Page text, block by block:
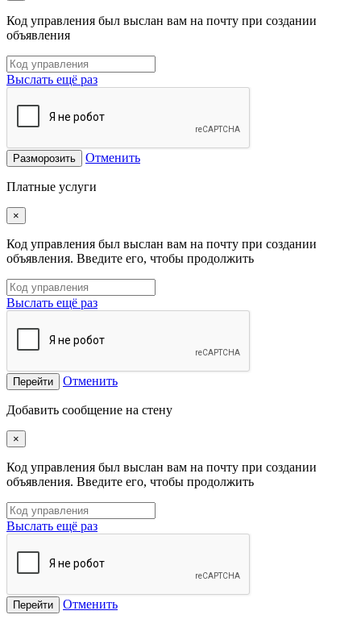
Код управления был выслан вам на почту при создании
объявления
Выслать ещё раз
Разморозить Отменить
Платные услуги
×
Код управления был выслан вам на почту при создании
объявления. Введите его, чтобы продолжить
Выслать ещё раз
Перейти Отменить
Добавить сообщение на стену
×
Код управления был выслан вам на почту при создании
объявления. Введите его, чтобы продолжить
Выслать ещё раз
Перейти Отменить